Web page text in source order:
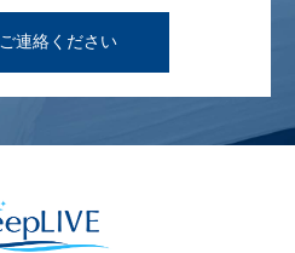
連絡ください